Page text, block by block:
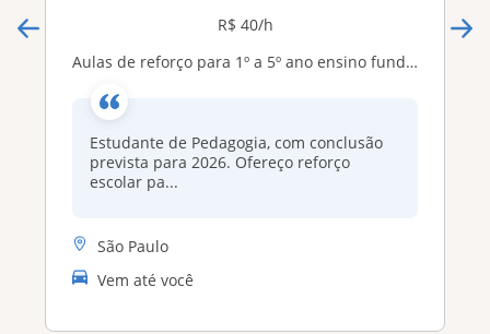
R$ 40/h
Aulas de reforço para 1º a 5º ano ensino fundamental
Estudante de Pedagogia, com conclusão
prevista para 2026. Ofereço reforço
escolar pa...
São Paulo
Vem até você